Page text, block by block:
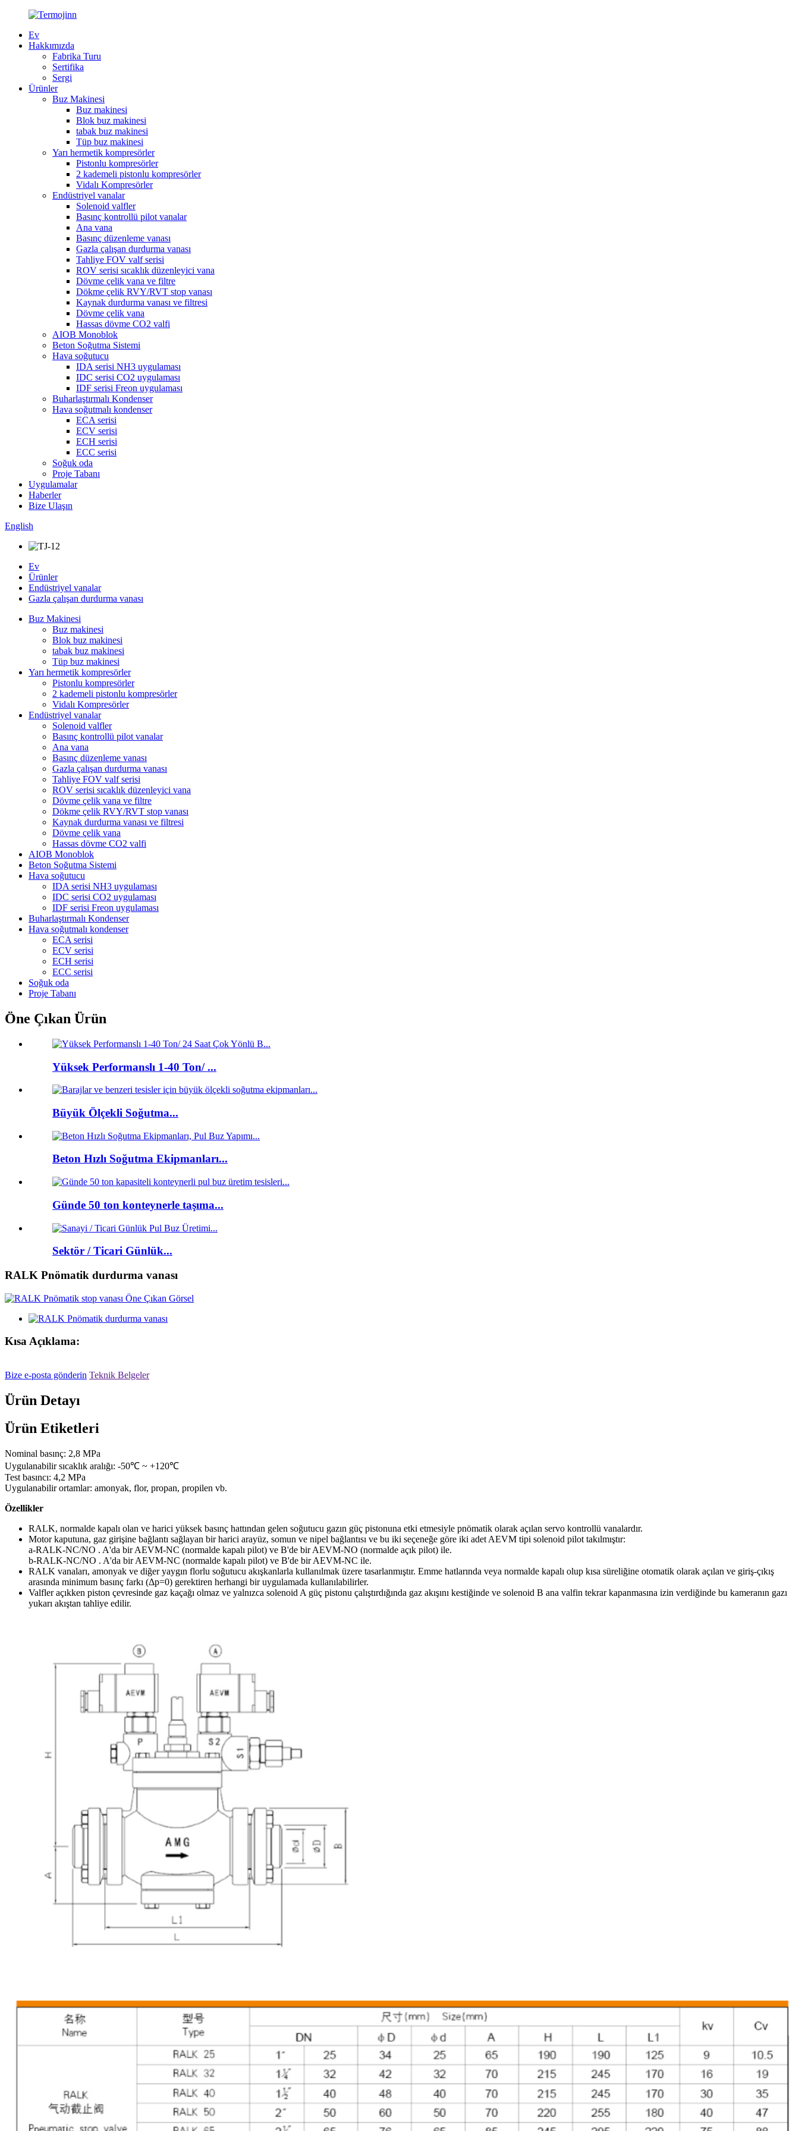
Ev
Hakkımızda
Fabrika Turu
Sertifika
Sergi
Ürünler
Buz Makinesi
Buz makinesi
Blok buz makinesi
tabak buz makinesi
Tüp buz makinesi
Yarı hermetik kompresörler
Pistonlu kompresörler
2 kademeli pistonlu kompresörler
Vidalı Kompresörler
Endüstriyel vanalar
Solenoid valfler
Basınç kontrollü pilot vanalar
Ana vana
Basınç düzenleme vanası
Gazla çalışan durdurma vanası
Tahliye FOV valf serisi
ROV serisi sıcaklık düzenleyici vana
Dövme çelik vana ve filtre
Dökme çelik RVY/RVT stop vanası
Kaynak durdurma vanası ve filtresi
Dövme çelik vana
Hassas dövme CO2 valfi
AIOB Monoblok
Beton Soğutma Sistemi
Hava soğutucu
IDA serisi NH3 uygulaması
IDC serisi CO2 uygulaması
IDF serisi Freon uygulaması
Buharlaştırmalı Kondenser
Hava soğutmalı kondenser
ECA serisi
ECV serisi
ECH serisi
ECC serisi
Soğuk oda
Proje Tabanı
Uygulamalar
Haberler
Bize Ulaşın
English
Ev
Ürünler
Endüstriyel vanalar
Gazla çalışan durdurma vanası
Buz Makinesi
Buz makinesi
Blok buz makinesi
tabak buz makinesi
Tüp buz makinesi
Yarı hermetik kompresörler
Pistonlu kompresörler
2 kademeli pistonlu kompresörler
Vidalı Kompresörler
Endüstriyel vanalar
Solenoid valfler
Basınç kontrollü pilot vanalar
Ana vana
Basınç düzenleme vanası
Gazla çalışan durdurma vanası
Tahliye FOV valf serisi
ROV serisi sıcaklık düzenleyici vana
Dövme çelik vana ve filtre
Dökme çelik RVY/RVT stop vanası
Kaynak durdurma vanası ve filtresi
Dövme çelik vana
Hassas dövme CO2 valfi
AIOB Monoblok
Beton Soğutma Sistemi
Hava soğutucu
IDA serisi NH3 uygulaması
IDC serisi CO2 uygulaması
IDF serisi Freon uygulaması
Buharlaştırmalı Kondenser
Hava soğutmalı kondenser
ECA serisi
ECV serisi
ECH serisi
ECC serisi
Soğuk oda
Proje Tabanı
Öne Çıkan Ürün
Yüksek Performanslı 1-40 Ton/ ...
Büyük Ölçekli Soğutma...
Beton Hızlı Soğutma Ekipmanları...
Günde 50 ton konteynerle taşıma...
Sektör / Ticari Günlük...
RALK Pnömatik durdurma vanası
Kısa Açıklama:
Bize e-posta gönderin Teknik Belgeler
Ürün Detayı
Ürün Etiketleri
Nominal basınç: 2,8 MPa
Uygulanabilir sıcaklık aralığı: -50℃ ~ +120℃
Test basıncı: 4,2 MPa
Uygulanabilir ortamlar: amonyak, flor, propan, propilen vb.
Özellikler
RALK, normalde kapalı olan ve harici yüksek basınç hattından gelen soğutucu gazın güç pistonuna etki etmesiyle pnömatik olarak açılan servo kontrollü vanalardır.
Motor kaputuna, gaz girişine bağlantı sağlayan bir harici arayüz, somun ve nipel bağlantısı ve bu iki seçeneğe göre iki adet AEVM tipi solenoid pilot takılmıştır:
a-RALK-NC/NO . A'da bir AEVM-NC (normalde kapalı pilot) ve B'de bir AEVM-NO (normalde açık pilot) ile.
b-RALK-NC/NO . A'da bir AEVM-NC (normalde kapalı pilot) ve B'de bir AEVM-NC ile.
RALK vanaları, amonyak ve diğer yaygın florlu soğutucu akışkanlarla kullanılmak üzere tasarlanmıştır. Emme hatlarında veya normalde kapalı olup kısa süreliğine otomatik olarak açılan ve giriş-çıkış
arasında minimum basınç farkı (Δp=0) gerektiren herhangi bir uygulamada kullanılabilirler.
Valfler açıkken piston çevresinde gaz kaçağı olmaz ve yalnızca solenoid A güç pistonu çalıştırdığında gaz akışını kestiğinde ve solenoid B ana valfin tekrar kapanmasına izin verdiğinde bu kameranın gazı
yukarı akıştan tahliye edilir.